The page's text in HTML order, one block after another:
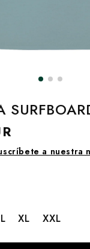
a nuestra
L XL XXL